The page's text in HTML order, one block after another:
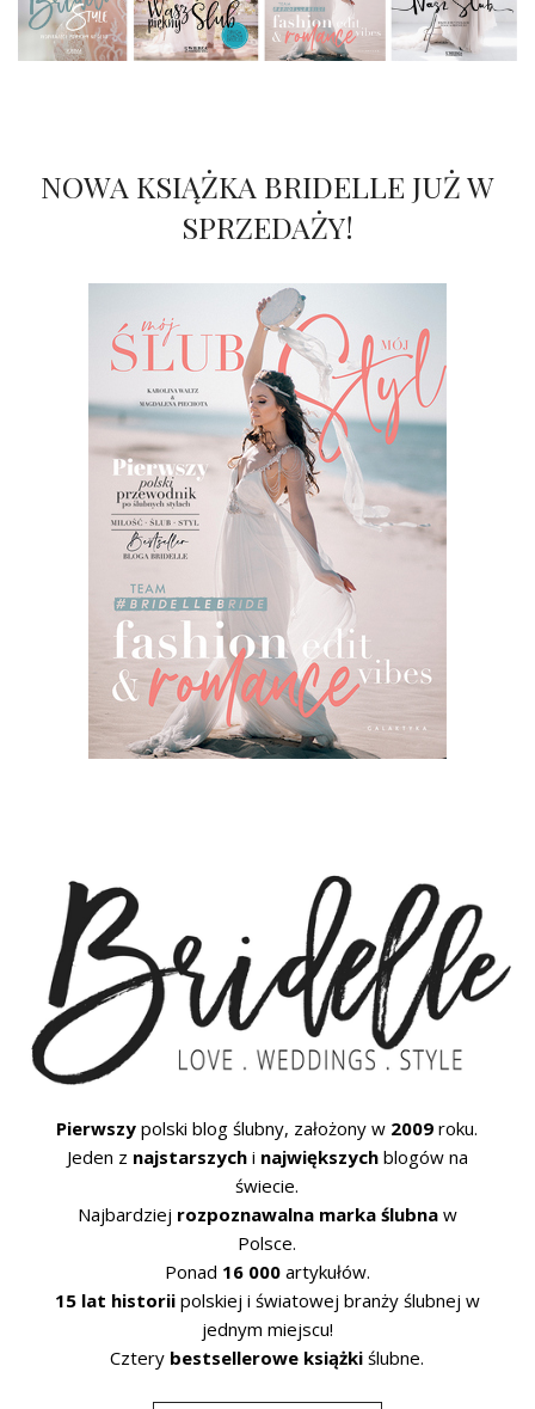
NOWA KSIĄŻKA BRIDELLE JUŻ W
SPRZEDAŻY!
Pierwszy polski blog ślubny, założony w 2009 roku.
Jeden z najstarszychi największychblogów na
świecie.
Najbardziej rozpoznawalna marka ślubnaw
Polsce.
Ponad 16 000artykułów.
15 lat historiipolskiej i światowej branży ślubnej w
jednym miejscu!
Cztery bestsellerowe książki ślubne.